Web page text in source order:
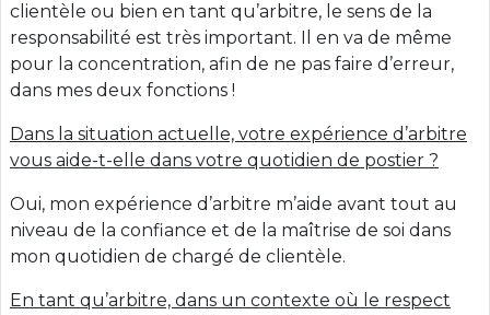
clientèle ou bien en tant qu’arbitre, le sens de la
responsabilité est très important. Il en va de même
pour la concentration, afin de ne pas faire d’erreur,
dans mes deux fonctions !
Dans la situation actuelle, votre expérience d’arbitre
vous aide-t-elle dans votre quotidien de postier ?
Oui, mon expérience d’arbitre m’aide avant tout au
niveau de la confiance et de la maîtrise de soi dans
mon quotidien de chargé de clientèle.
En tant qu’arbitre, dans un contexte où le respect